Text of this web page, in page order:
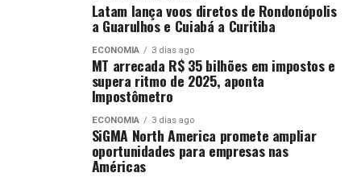
meteorológicos?Acesse a página do tempo do Canal
Rural e planeje-se!
Ainda conforme a fonte, Bower informou que a entidade
solicitou repetidas vezes que a Mosaic Company e a J.R.
Simplot reconsiderassem sua posição sobre o tema, mas
as empresas recusaram o pedido.
O material disponível não informa o cronograma
Latam lança voos diretos de Rondonópolis
a Guarulhos e Cuiabá a Curitiba
ECONOMIA 3 dias ago
MT arrecada R$ 35 bilhões em impostos e
supera ritmo de 2025, aponta
Impostômetro
ECONOMIA 3 dias ago
SiGMA North America promete ampliar
oportunidades para empresas nas
Américas